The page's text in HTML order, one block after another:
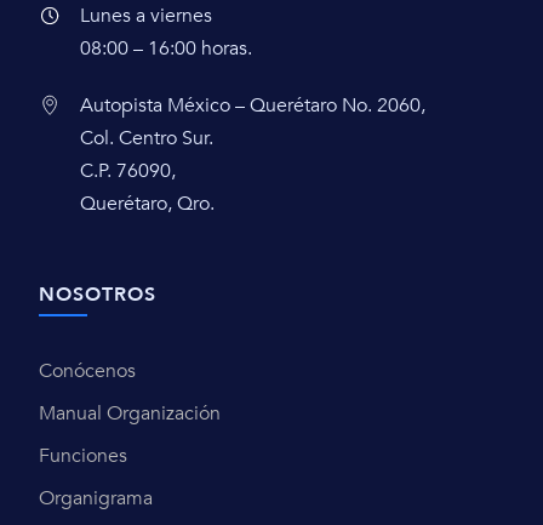
Lunes a viernes
08:00 – 16:00 horas.
Autopista México – Querétaro No. 2060,
Col. Centro Sur.
C.P. 76090,
Querétaro, Qro.
NOSOTROS
Conócenos
Manual Organización
Funciones
Organigrama